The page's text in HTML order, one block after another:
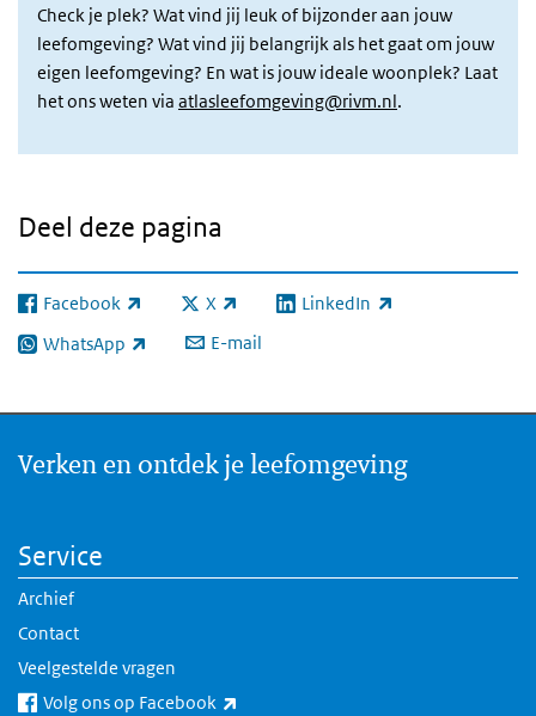
Check je plek? Wat vind jij leuk of bijzonder aan jouw
leefomgeving? Wat vind jij belangrijk als het gaat om jouw
eigen leefomgeving? En wat is jouw ideale woonplek? Laat
het ons weten via atlasleefomgeving@rivm.nl.
Deel deze pagina
Facebook
(externe link) X
(externe link) LinkedIn
(externe link)
WhatsApp
(externe link) E-mail
Verken en ontdek je leefomgeving
Service
Archief
Contact
Veelgestelde vragen
Volg ons op Facebook